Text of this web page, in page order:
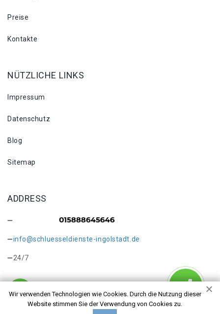
Wir verwenden Technologien wie Cookies. Durch die Nutzung dieser
Website stimmen Sie der Verwendung von Cookies zu.
Preise
Kontakte
NÜTZLICHE LINKS
Impressum
Datenschutz
Blog
Sitemap
ADDRESS
info@schluesseldienste-ingolstadt.de
24/7
Copyright © 2026 Schlosswechsel Ingolstadt. Alle Rechte